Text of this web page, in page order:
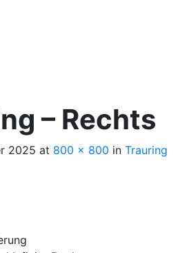
– Rechts
2025 at 800 × 800 in Trauring